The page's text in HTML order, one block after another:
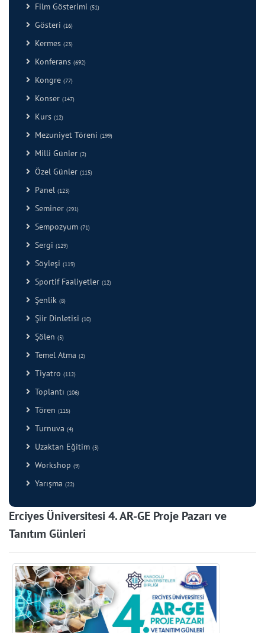
Film Gösterimi (51)
Gösteri (16)
Kermes (23)
Konferans (692)
Kongre (77)
Konser (147)
Kurs (12)
Mezuniyet Töreni (199)
Milli Günler (2)
Özel Günler (115)
Panel (123)
Seminer (291)
Sempozyum (71)
Sergi (129)
Söyleşi (119)
Sportif Faaliyetler (12)
Şenlik (8)
Şiir Dinletisi (10)
Şölen (5)
Temel Atma (2)
Tiyatro (112)
Toplantı (106)
Tören (115)
Turnuva (4)
Uzaktan Eğitim (3)
Workshop (9)
Yarışma (22)
Erciyes Üniversitesi 4. AR-GE Proje Pazarı ve
Tanıtım Günleri